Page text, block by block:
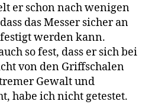
er schon nach wenigen
das Messer sicher an
werden kann.
so fest, dass er sich bei
von den Griffschalen
Gewalt und
habe ich nicht getestet.